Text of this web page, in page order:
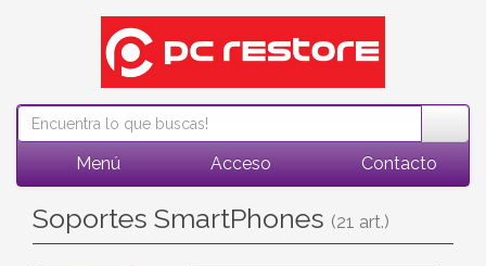
Menú Acceso Contacto
Soportes SmartPhones (21 art.)